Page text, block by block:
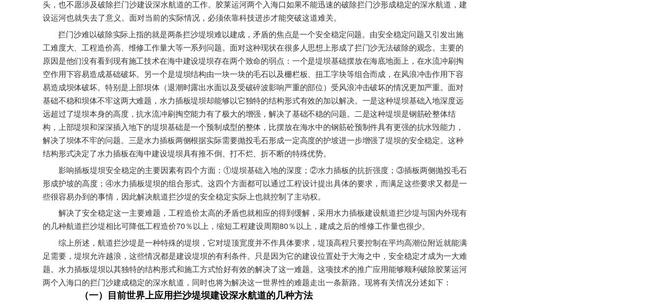
头，也不愿涉及破除拦门沙建设深水航道的工作。胶莱运河两个入海口如果不能迅速的破除拦门沙形成稳定的深水航道，建
设运河也就失去了意义。面对当前的实际情况，必须依靠科技进步才能突破这道难关。
拦门沙难以破除实际上指的就是两条拦沙堤坝难以建成，矛盾的焦点是一个安全稳定问题。由安全稳定问题又引发出施
工难度大、工程造价高、维修工作量大等一系列问题。面对这种现状在很多人思想上形成了拦门沙无法破除的观念。主要的
原因是他们没有看到现有施工技术在海中建设堤坝存在两个致命的弱点：一个是堤坝基础摆放在海底地面上，在水流冲刷掏
空作用下容易造成基础破坏。另一个是堤坝结构由一块一块的毛石以及栅栏板、扭工字块等组合而成，在风浪冲击作用下容
易造成坝体破坏。特别是上部坝体（退潮时露出水面以及受破碎波影响严重的部位）受风浪冲击破坏的情况更加严重。面对
基础不稳和坝体不牢这两大难题，水力插板堤坝却能够以它独特的结构形式有效的加以解决。一是这种堤坝基础入地深度远
远超过了堤坝本身的高度，抗水流冲刷掏空能力有了极大的增强，解决了基础不稳的问题。二是这种堤坝是钢筋砼整体结
构，上部堤坝和深深插入地下的堤坝基础是一个预制成型的整体，比摆放在海水中的钢筋砼预制件具有更强的抗水毁能力，
解决了坝体不牢的问题。三是水力插板两侧根据实际需要抛投毛石形成一定高度的护坡进一步增强了堤坝的安全稳定。这种
结构形式决定了水力插板在海中建设堤坝具有推不倒、打不烂、折不断的特殊优势。
影响插板堤坝安全稳定的主要因素有四个方面：①堤坝基础入地的深度；②水力插板的抗折强度；③插板两侧抛投毛石
形成护坡的高度；④水力插板堤坝的组合形式。这四个方面都可以通过工程设计提出具体的要求，而满足这些要求又都是一
些很容易办到的事情，因此解决航道拦沙堤的安全稳定实际上也就控制了主动权。
解决了安全稳定这一主要难题，工程造价太高的矛盾也就相应的得到缓解，采用水力插板建设航道拦沙堤与国内外现有
的几种航道拦沙堤相比可降低工程造价70 ％以上，缩短工程建设周期80 ％以上，建成之后的维修工作量也很少。
综上所述，航道拦沙堤是一种特殊的堤坝，它对堤顶宽度并不作具体要求，堤顶高程只要控制在平均高潮位附近就能满
足需要，堤坝允许越浪，这些情况都是建设堤坝的有利条件。只是因为它的建设位置处于大海之中，安全稳定才成为一大难
题。水力插板堤坝以其独特的结构形式和施工方式恰好有效的解决了这一难题。这项技术的推广应用能够顺利破除胶莱运河
两个入海口的拦门沙建成稳定的深水航道，同时也将为解决这一世界性的难题走出一条新路。现将有关情况分述如下：
（一）目前世界上应用拦沙堤坝建设深水航道的几种方法